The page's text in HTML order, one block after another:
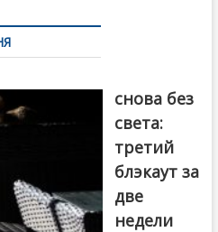
снова без
света:
третий
блэкаут за
две
недели